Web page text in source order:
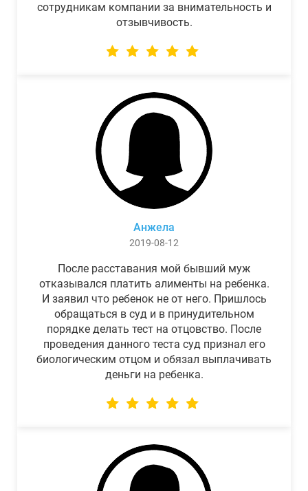
сотрудникам компании за внимательность и
отзывчивость.
Анжела
2019-08-12
После расставания мой бывший муж
отказывался платить алименты на ребенка.
И заявил что ребенок не от него. Пришлось
обращаться в суд и в принудительном
порядке делать тест на отцовство. После
проведения данного теста суд признал его
биологическим отцом и обязал выплачивать
деньги на ребенка.